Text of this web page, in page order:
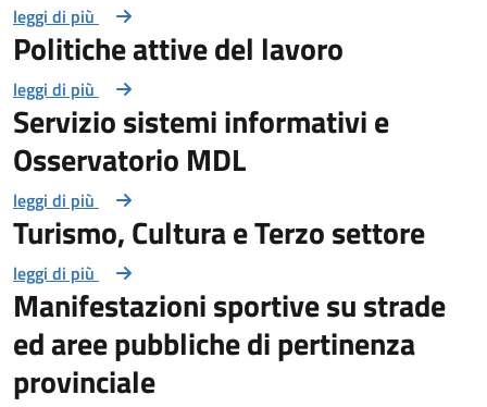
leggi di più
Politiche attive del lavoro
leggi di più
Servizio sistemi informativi e
Osservatorio MDL
leggi di più
Turismo, Cultura e Terzo settore
leggi di più
Manifestazioni sportive su strade
ed aree pubbliche di pertinenza
provinciale